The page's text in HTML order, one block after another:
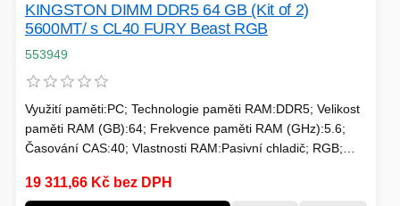
ZVONKY
TLAKOVÉ HRNCE
KINGSTON DIMM DDR5 64 GB (Kit of 2)
5600MT/ s CL40 FURY Beast RGB
553949
Využití paměti:PC; Technologie paměti RAM:DDR5; Velikost
paměti RAM (GB):64; Frekvence paměti RAM (GHz):5.6;
Časování CAS:40; Vlastnosti RAM:Pasivní chladič; RGB;
19 311,66 Kč bez DPH